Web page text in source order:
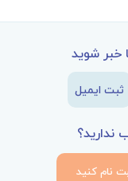
خبر شوید
ثبت ایمیل
ندارید؟
نام کنید